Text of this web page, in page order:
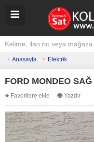
Anasayfa Elektrik
FORD MONDEO
Favorilere ekle Yazdır